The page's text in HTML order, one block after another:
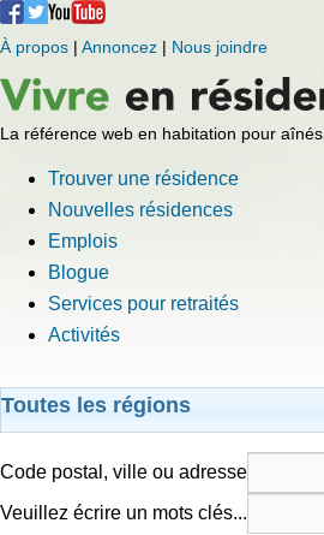
À propos | Annoncez | Nous joindre
La référence web en habitation pour aînés
Trouver une résidence
Nouvelles résidences
Emplois
Blogue
Services pour retraités
Activités
Toutes les régions
Code postal, ville ou adresse
Veuillez écrire un mots clés...